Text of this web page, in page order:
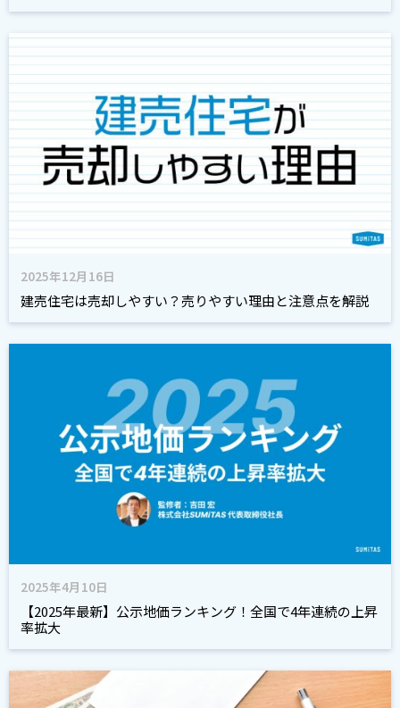
2025年12月16日
建売住宅は売却しやすい？売りやすい理由と注意点を解説
2025年4月10日
【2025年最新】公示地価ランキング！全国で4年連続の上昇
率拡大